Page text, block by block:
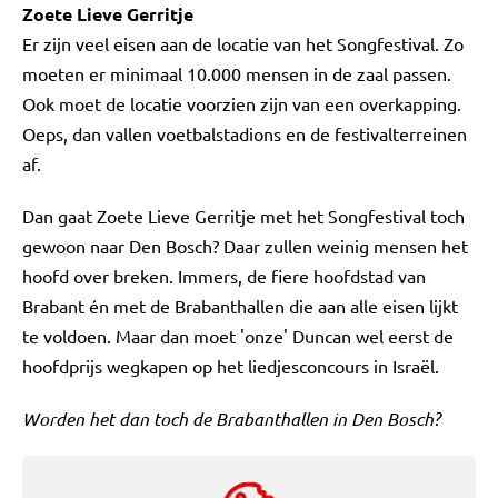
Zoete Lieve Gerritje
Er zijn veel eisen aan de locatie van het Songfestival. Zo
moeten er minimaal 10.000 mensen in de zaal passen.
Ook moet de locatie voorzien zijn van een overkapping.
Oeps, dan vallen voetbalstadions en de festivalterreinen
af.
Dan gaat Zoete Lieve Gerritje met het Songfestival toch
gewoon naar Den Bosch? Daar zullen weinig mensen het
hoofd over breken. Immers, de fiere hoofdstad van
Brabant én met de Brabanthallen die aan alle eisen lijkt
te voldoen. Maar dan moet 'onze' Duncan wel eerst de
hoofdprijs wegkapen op het liedjesconcours in Israël.
Worden het dan toch de Brabanthallen in Den Bosch?